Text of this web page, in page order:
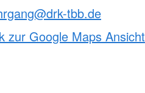
tbb.de
zur Google Maps Ansicht